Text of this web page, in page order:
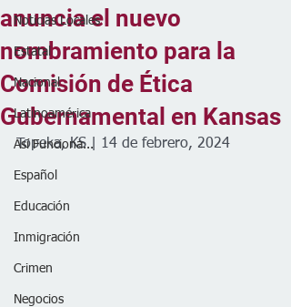
Noticias Locales
Estatal
Nacional
Latinoamérica
Así Funciona...
Español
Educación
Inmigración
Crimen
Negocios
anuncia el nuevo
nombramiento para la
Comisión de Ética
Gubernamental en Kansas
Topeka, KS | 14 de febrero, 2024